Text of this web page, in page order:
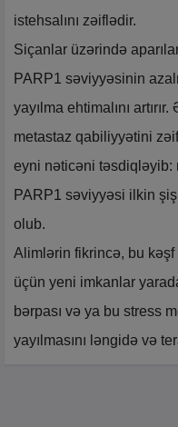
istehsalını zəiflədir.
Siçanlar üzərində
PARP1 səviyyəsinin
yayılma ehtimalını
metastaz qabiliyyətini
eyni nəticəni təsdiqləyib:
PARP1 səviyyəsi ilkin
olub.
Alimlərin fikrincə, bu
üçün yeni imkanlar
bərpası və ya bu stress
yayılmasını ləngidə və